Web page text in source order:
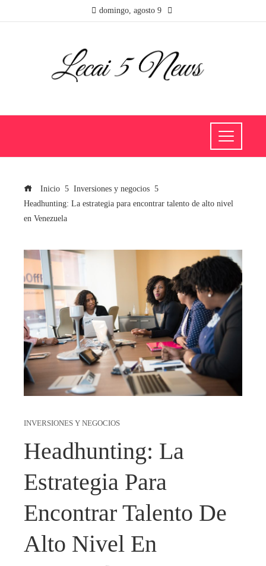
domingo, agosto 9
Inicio
Inversiones y negocios
Headhunting: La estrategia para encontrar talento de alto nivel
en Venezuela
INVERSIONES Y NEGOCIOS
Headhunting: La
Estrategia Para
Encontrar Talento De
Alto Nivel En